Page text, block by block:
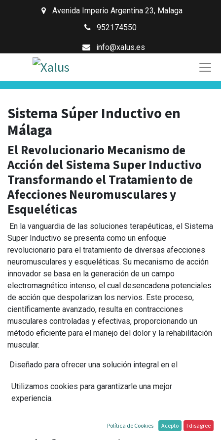
Avenida Imperio Argentina 23, Malaga
952174550
info@xalus.es
Sistema Súper Inductivo en
Málaga
El Revolucionario Mecanismo de
Acción del Sistema Super Inductivo
Transformando el Tratamiento de
Afecciones Neuromusculares y
Esqueléticas
En la vanguardia de las soluciones terapéuticas, el Sistema
Super Inductivo se presenta como un enfoque
revolucionario para el tratamiento de diversas afecciones
neuromusculares y esqueléticas. Su mecanismo de acción
innovador se basa en la generación de un campo
electromagnético intenso, el cual desencadena potenciales
de acción que despolarizan los nervios. Este proceso,
científicamente avanzado, resulta en contracciones
musculares controladas y efectivas, proporcionando un
método eficiente para el manejo del dolor y la rehabilitación
muscular.
Diseñado para ofrecer una solución integral en el
especialmente efectivo para abordar una variedad de
condiciones, desde dolor agudo y crónico hasta la
permite también la liberación de bloqueos articulares y
Utilizamos cookies para garantizarle una mejor
experiencia.
Política de Cookies Acepto I disagree